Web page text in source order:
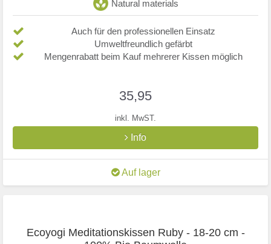
Natural materials
Auch für den professionellen Einsatz
Umweltfreundlich gefärbt
Mengenrabatt beim Kauf mehrerer Kissen möglich
35,95
inkl. MwST.
Info
Auf lager
Ecoyogi Meditationskissen Ruby - 18-20 cm -